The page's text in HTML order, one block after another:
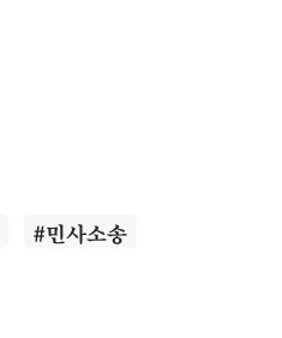
#민사소송